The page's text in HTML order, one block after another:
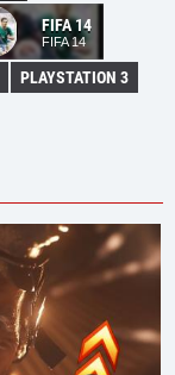
FIFA 14
FIFA 14
PLAYSTATION 3